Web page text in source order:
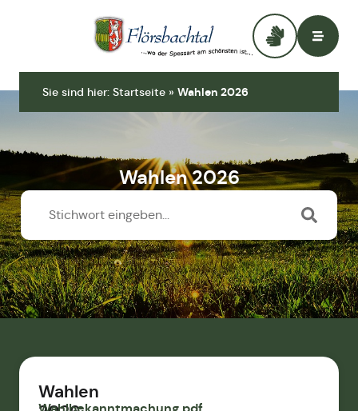
Sie sind hier: Startseite » Wahlen 2026
Wahlen 2026
Wahlen